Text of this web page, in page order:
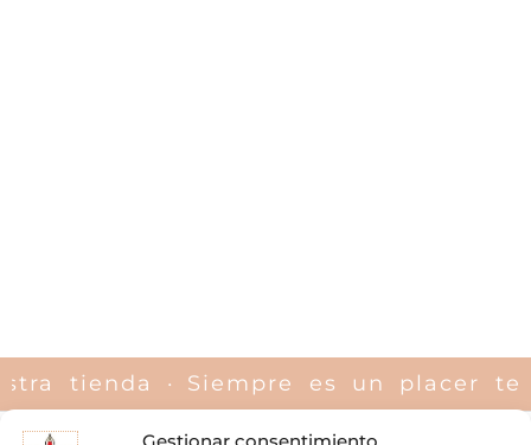
tienda · Siempre es un